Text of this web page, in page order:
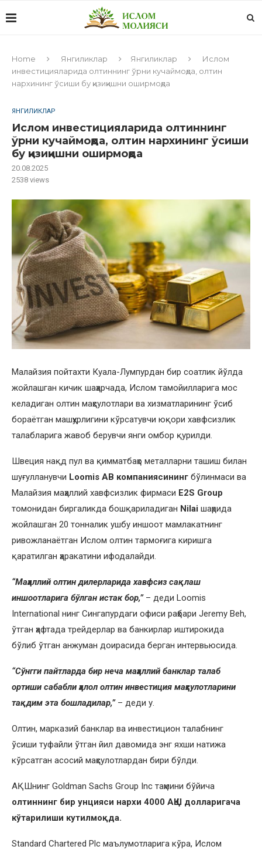
Home Янгиликлар Янгиликлар
Ислом
инвестицияларида олтиннинг ўрни кучаймоқда, олтин
нархининг ўсиши бу қизиқишни оширмоқда
ЯНГИЛИКЛАР
Ислом инвестицияларида олтиннинг
ўрни кучаймоқда, олтин нархининг ўсиши
бу қизиқишни оширмоқда
20.08.2025
2538 views
Малайзия пойтахти Куала-Лумпурдан бир соатлик йўлда
жойлашган кичик шаҳарчада, Ислом тамойилларига мос
келадиган олтин маҳсулотлари ва хизматларининг ўсиб
бораётган машҳурлигини кўрсатувчи юқори хавфсизлик
талабларига жавоб берувчи янги омбор қурилди.
Швеция нақд пул ва қимматбаҳо металларни ташиш билан
шуғулланувчи Loomis AB компаниясининг бўлинмаси ва
Малайзия маҳаллий хавфсизлик фирмаси E2S Group
томонидан биргаликда бошқариладиган Nilai шаҳрида
жойлашган 20 тонналик ушбу иншоот мамлакатнинг
ривожланаётган Ислом олтин тармоғига киришга
қаратилган ҳаракатини ифодалайди.
“Маҳаллий олтин дилерларида хавфсиз сақлаш
иншоотларига бўлган истак бор,”– деди Loomis
International нинг Сингапурдаги офиси раҳбари Jeremy Beh,
ўтган ҳафтада трейдерлар ва банкирлар иштирокида
бўлиб ўтган анжуман доирасида берган интервьюсида.
“Сўнгги пайтларда бир неча маҳаллий банклар талаб
ортиши сабабли ҳалол олтин инвестиция маҳсулотларини
тақдим эта бошладилар,” – деди у.
Олтин, марказий банклар ва инвестицион талабнинг
ўсиши туфайли ўтган йил давомида энг яхши натижа
кўрсатган асосий маҳсулотлардан бири бўлди.
АҚШнинг Goldman Sachs Group Inc таҳмини бўйича
олтиннинг бир унцияси нархи 4000 АҚШ долларигача
кўтарилиши кутилмоқда.
Standard Chartered Plc маълумотларига кўра, Ислом